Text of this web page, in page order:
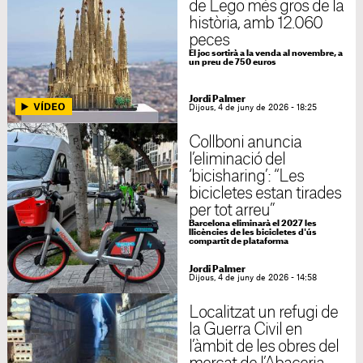
de Lego més gros de la
història, amb 12.060
peces
El joc sortirà a la venda al novembre, a
un preu de 750 euros
Jordi Palmer
Dijous, 4 de juny de 2026 - 18:25
Collboni anuncia
l’eliminació del
‘bicisharing’: “Les
bicicletes estan tirades
per tot arreu”
Barcelona eliminarà el 2027 les
llicències de les bicicletes d'ús
compartit de plataforma
Jordi Palmer
Dijous, 4 de juny de 2026 - 14:58
Localitzat un refugi de
la Guerra Civil en
l’àmbit de les obres del